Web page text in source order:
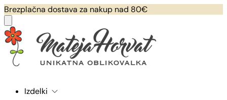
Brezplačna dostava za nakup nad 80€
Izdelki